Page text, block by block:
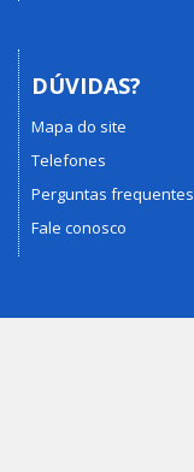
DÚVIDAS?
Mapa do site
Telefones
Perguntas frequentes
Fale conosco